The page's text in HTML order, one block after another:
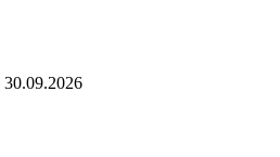
30.09.2026